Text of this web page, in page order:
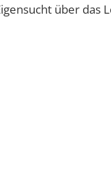
über das